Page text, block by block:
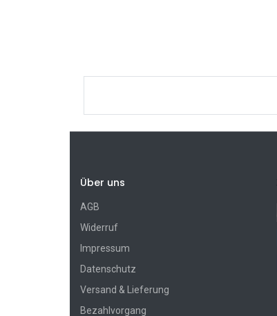
Über uns
AGB
Widerruf
Impressum
Datenschutz
Versand & Lieferung
Bezahlvorgang